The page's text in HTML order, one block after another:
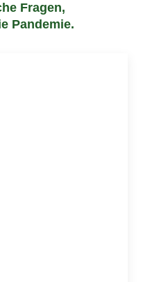
Fragen,
Pandemie.